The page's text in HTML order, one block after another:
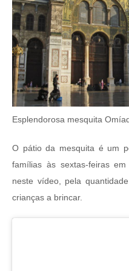
Esplendorosa mesquita
O pátio da mesquita é um
famílias às sextas-feiras
neste vídeo, pela
crianças a brincar.